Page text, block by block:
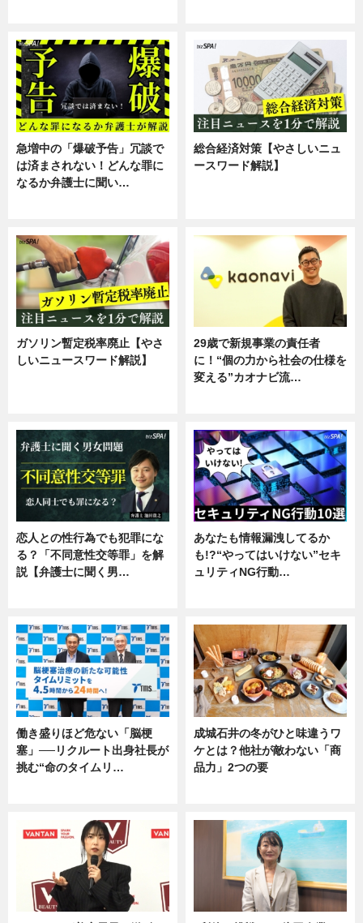
急増中の「爆破予告」冗談で
は済まされない！どんな罪に
なるか弁護士に聞い…
総合経済対策【やさしいニュ
ースワード解説】
ガソリン暫定税率廃止【やさ
しいニュースワード解説】
29歳で新規事業の責任者
に！“個の力から社会の仕様を
変える”カオナビ流…
恋人との性行為でも犯罪にな
る？「不同意性交等罪」を解
説【弁護士に聞く男…
あなたも情報漏洩してるか
も!?“やってはいけない”セキ
ュリティNG行動…
働き盛りほど危ない「脳梗
塞」──リクルート出身社長が
挑む“命のタイムリ…
成城石井の冬がひと味違うワ
ケとは？他社が敵わない「商
品力」2つの要